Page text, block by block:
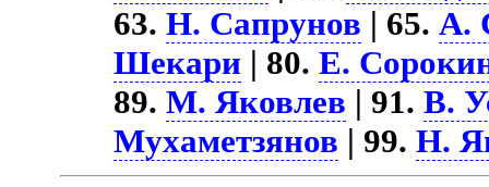
63.Н. Сапрунов | 65.А.
Шекари | 80.Е.
89.М. Яковлев | 91.В.
Мухаметзянов | 99.Н.